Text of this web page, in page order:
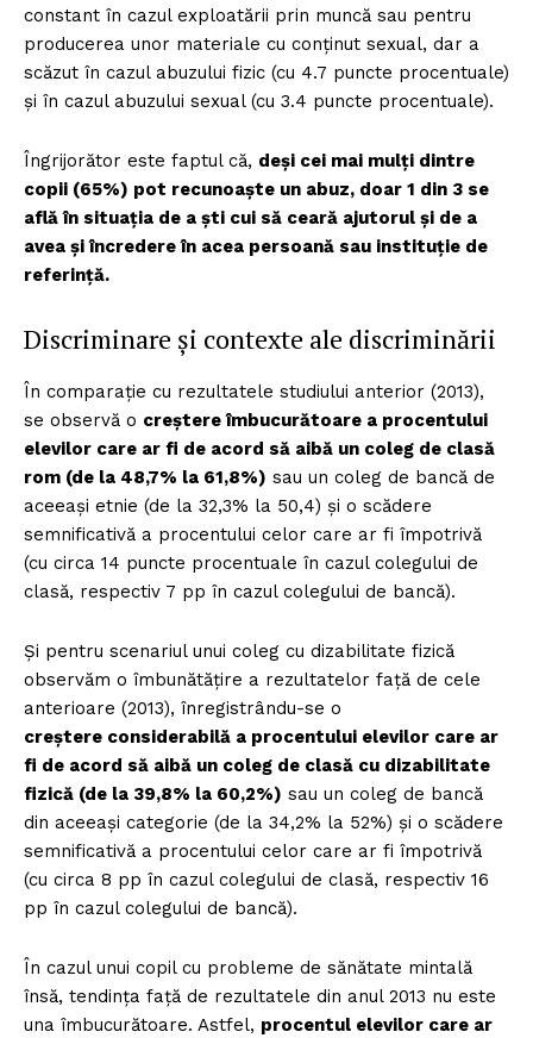
constant în cazul exploatării prin muncă sau pentru
producerea unor materiale cu conținut sexual, dar a
scăzut în cazul abuzului fizic (cu 4.7 puncte procentuale)
și în cazul abuzului sexual (cu 3.4 puncte procentuale).
Îngrijorător este faptul că, deși cei mai mulți dintre
copii (65%) pot recunoaște un abuz, doar 1 din 3 se
află în situația de a ști cui să ceară ajutorul și de a
avea și încredere în acea persoană sau instituție de
referință.
Discriminare și contexte ale discriminării
În comparație cu rezultatele studiului anterior (2013),
se observă o creștere îmbucurătoare a procentului
elevilor care ar fi de acord să aibă un coleg de clasă
rom (de la 48,7% la 61,8%) sau un coleg de bancă de
aceeași etnie (de la 32,3% la 50,4) și o scădere
semnificativă a procentului celor care ar fi împotrivă
(cu circa 14 puncte procentuale în cazul colegului de
clasă, respectiv 7 pp în cazul colegului de bancă).
Și pentru scenariul unui coleg cu dizabilitate fizică
observăm o îmbunătățire a rezultatelor față de cele
anterioare (2013), înregistrându-se o
creștere considerabilă a procentului elevilor care ar
fi de acord să aibă un coleg de clasă cu dizabilitate
fizică (de la 39,8% la 60,2%) sau un coleg de bancă
din aceeași categorie (de la 34,2% la 52%) și o scădere
semnificativă a procentului celor care ar fi împotrivă
(cu circa 8 pp în cazul colegului de clasă, respectiv 16
pp în cazul colegului de bancă).
În cazul unui copil cu probleme de sănătate mintală
însă, tendința față de rezultatele din anul 2013 nu este
una îmbucurătoare. Astfel, procentul elevilor care ar